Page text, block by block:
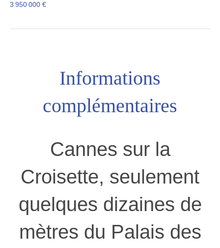
3 950 000 €
Informations
complémentaires
Cannes sur la
Croisette, seulement
quelques dizaines de
mètres du Palais des